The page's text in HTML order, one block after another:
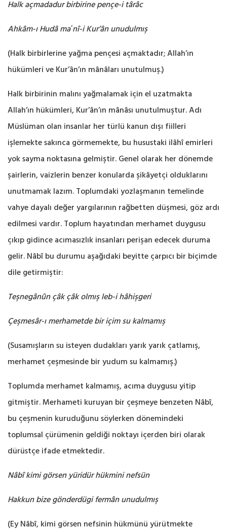
Halk açmadadur birbirine pençe-i târâc
Ahkâm-ı Hudâ maʻnî-i Kur’ân unudulmış
(Halk birbirlerine yağma pençesi açmaktadır; Allah’ın
hükümleri ve Kur’ân’ın mânâları unutulmuş.‎)
Halk birbirinin malını yağmalamak için el uzatmakta
Allah’ın hükümleri, Kur’ân’ın mânâsı ‎unutulmuştur. Adı
Müslüman olan insanlar her türlü kanun dışı fiilleri
işlemekte sakınca ‎görmemekte, bu husustaki ilâhî emirleri
yok sayma noktasına gelmiştir. Genel olarak her ‎dönemde
şairlerin, vaizlerin benzer konularda şikâyetçi olduklarını
unutmamak lazım. ‎Toplumdaki yozlaşmanın temelinde
vahye dayalı değer yargılarının rağbetten düşmesi, göz ardı
‎edilmesi vardır. Toplum hayatından merhamet duygusu
çıkıp gidince acımasızlık insanları ‎perişan edecek duruma
gelir. Nâbî bu durumu aşağıdaki beyitte çarpıcı bir biçimde
dile ‎getirmiştir:‎
Teşnegânûn çâk çâk olmış leb-i hâhişgeri ‎
Çeşmesâr-ı merhametde bir içim su kalmamış
(Susamışların su isteyen dudakları yarık yarık çatlamış,
merhamet çeşmesinde bir ‎yudum su kalmamış.‎)
Toplumda merhamet kalmamış, acıma duygusu yitip
gitmiştir. Merhameti kuruyan bir çeşmeye ‎benzeten Nâbî,
bu çeşmenin kuruduğunu söylerken dönemindeki
toplumsal çürümenin geldiği ‎noktayı içerden biri olarak
dürüstçe ifade etmektedir.‎
Nâbî kimi görsen yüridür hükmini nefsün
Hakkun bize gönderdügi fermân unudulmış
(Ey Nâbî, kimi görsen nefsinin hükmünü yürütmekte